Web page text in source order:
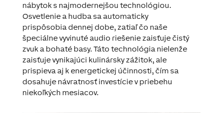
nábytok s najmodernejšou technológiou.
Osvetlenie a hudba sa automaticky
prispôsobia dennej dobe, zatiaľ čo naše
špeciálne vyvinuté audio riešenie zaisťuje čistý
zvuk a bohaté basy. Táto technológia nielenže
zaisťuje vynikajúci kulinársky zážitok, ale
prispieva aj k energetickej účinnosti, čím sa
dosahuje návratnosť investície v priebehu
niekoľkých mesiacov.